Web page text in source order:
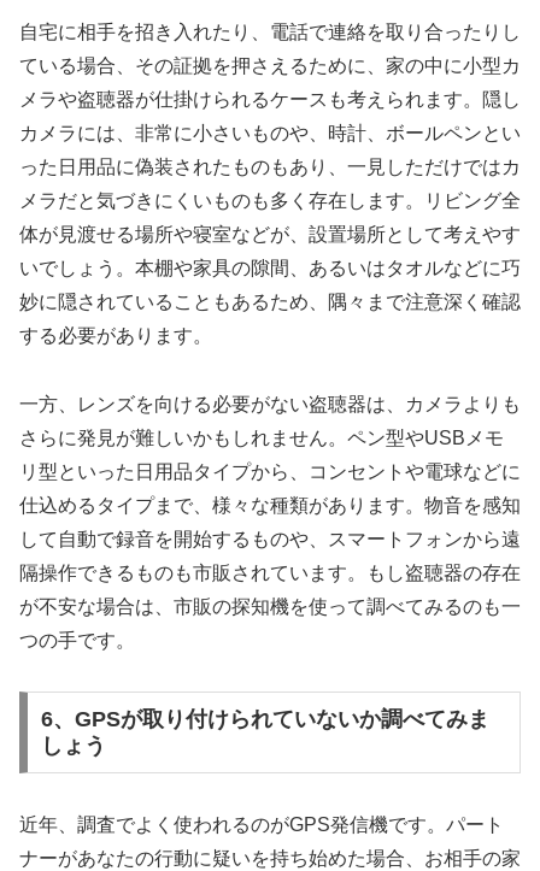
自宅に相手を招き入れたり、電話で連絡を取り合ったりし
ている場合、その証拠を押さえるために、家の中に小型カ
メラや盗聴器が仕掛けられるケースも考えられます。隠し
カメラには、非常に小さいものや、時計、ボールペンとい
った日用品に偽装されたものもあり、一見しただけではカ
メラだと気づきにくいものも多く存在します。リビング全
体が見渡せる場所や寝室などが、設置場所として考えやす
いでしょう。本棚や家具の隙間、あるいはタオルなどに巧
妙に隠されていることもあるため、隅々まで注意深く確認
する必要があります。
一方、レンズを向ける必要がない盗聴器は、カメラよりも
さらに発見が難しいかもしれません。ペン型やUSBメモ
リ型といった日用品タイプから、コンセントや電球などに
仕込めるタイプまで、様々な種類があります。物音を感知
して自動で録音を開始するものや、スマートフォンから遠
隔操作できるものも市販されています。もし盗聴器の存在
が不安な場合は、市販の探知機を使って調べてみるのも一
つの手です。
6、GPSが取り付けられていないか調べてみま
しょう
近年、調査でよく使われるのがGPS発信機です。パート
ナーがあなたの行動に疑いを持ち始めた場合、お相手の家